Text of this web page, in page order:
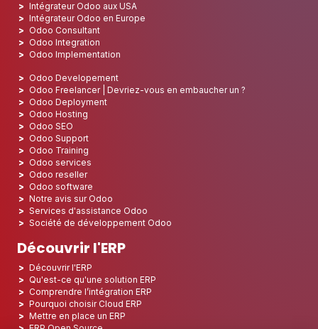
Intégrateur Odoo aux USA
Intégrateur Odoo en Europe
Odoo Consultant
Odoo Integration
Odoo Implementation
Odoo Developement
Odoo Freelancer | Devriez-vous en embaucher un ?
Odoo Deployment
Odoo Hosting
Odoo SEO
Odoo Support
Odoo Training
Odoo services
Odoo reseller
Odoo software
Notre avis sur Odoo
Services d'assistance Odoo
Société de développement Odoo
Découvrir l'ERP
Découvrir l'ERP
Qu'est-ce qu'une solution ERP
Comprendre l’intégration ERP
Pourquoi choisir Cloud ERP
Mettre en place un ERP